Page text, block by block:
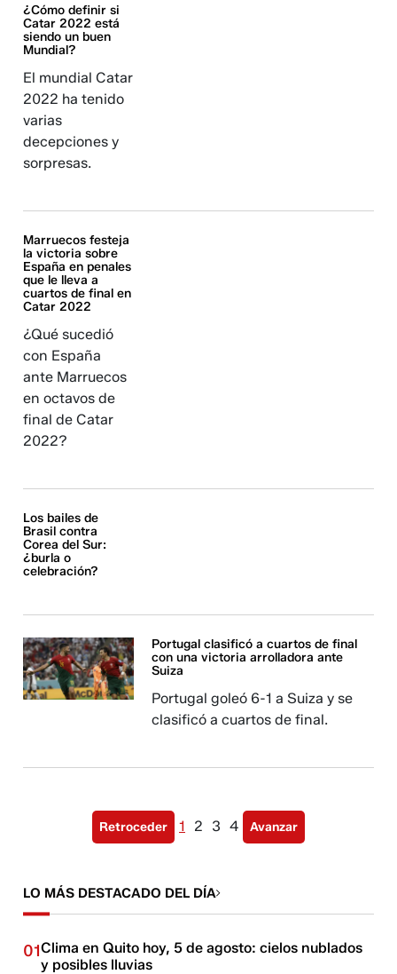
¿Cómo definir si
Catar 2022 está
siendo un buen
Mundial?
El mundial Catar
2022 ha tenido
varias
decepciones y
sorpresas.
Marruecos festeja
la victoria sobre
España en penales
que le lleva a
cuartos de final en
Catar 2022
¿Qué sucedió
con España
ante Marruecos
en octavos de
final de Catar
2022?
Los bailes de
Brasil contra
Corea del Sur:
¿burla o
celebración?
Portugal clasificó a cuartos de final
con una victoria arrolladora ante
Suiza
Portugal goleó 6-1 a Suiza y se
clasificó a cuartos de final.
Retroceder 1 2 3 4 Avanzar
LO MÁS DESTACADO DEL DÍA
01Clima en Quito hoy, 5 de agosto: cielos nublados
y posibles lluvias